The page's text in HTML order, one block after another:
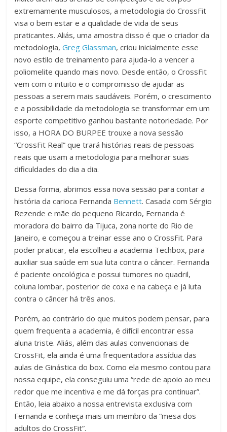
extremamente musculosos, a metodologia do CrossFit
visa o bem estar e a qualidade de vida de seus
praticantes. Aliás, uma amostra disso é que o criador da
metodologia,Greg Glassman, criou inicialmente esse
novo estilo de treinamento para ajuda-lo a vencer a
poliomelite quando mais novo. Desde então, o CrossFit
vem com o intuito e o compromisso de ajudar as
pessoas a serem mais saudáveis. Porém, o crescimento
e a possibilidade da metodologia se transformar em um
esporte competitivo ganhou bastante notoriedade. Por
isso, a HORA DO BURPEE trouxe a nova sessão
“CrossFit Real” que trará histórias reais de pessoas
reais que usam a metodologia para melhorar suas
dificuldades do dia a dia.
Dessa forma, abrimos essa nova sessão para contar a
história da carioca Fernanda Bennett. Casada com Sérgio
Rezende e mãe do pequeno Ricardo, Fernanda é
moradora do bairro da Tijuca, zona norte do Rio de
Janeiro, e começou a treinar esse ano o CrossFit. Para
poder praticar, ela escolheu a academia Techbox, para
auxiliar sua saúde em sua luta contra o câncer. Fernanda
é paciente oncológica e possui tumores no quadril,
coluna lombar, posterior de coxa e na cabeça e já luta
contra o câncer há três anos.
Porém, ao contrário do que muitos podem pensar, para
quem frequenta a academia, é difícil encontrar essa
aluna triste. Aliás, além das aulas convencionais de
CrossFit, ela ainda é uma frequentadora assídua das
aulas de Ginástica do box. Como ela mesmo contou para
nossa equipe, ela conseguiu uma “rede de apoio ao meu
redor que me incentiva e me dá forças pra continuar”.
Então, leia abaixo a nossa entrevista exclusiva com
Fernanda e conheça mais um membro da “mesa dos
adultos do CrossFit”.